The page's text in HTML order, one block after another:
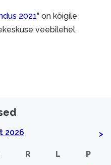
2021" on kõigile
veebilehel.
2026 >
R L
P